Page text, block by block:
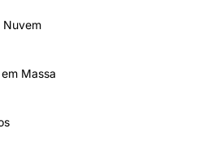
Nuvem
Massa